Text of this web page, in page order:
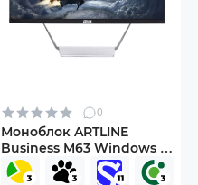
0
Моноблок ARTLINE
Business M63 Windows 11
Pro (M63v24Win)